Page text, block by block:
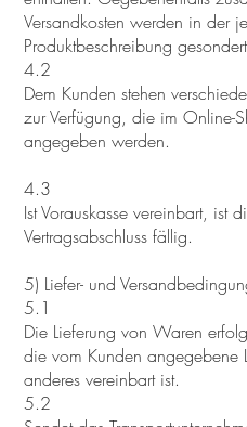
Versandkosten werden in der
Produktbeschreibung
4.2
Dem Kunden stehen
zur Verfügung, die im Online-
angegeben werden.
4.3
Ist Vorauskasse vereinbart, ist
Vertragsabschluss fällig.
5) Liefer- und
5.1
Die Lieferung von Waren
die vom Kunden angegebene
anderes vereinbart ist.
5.2